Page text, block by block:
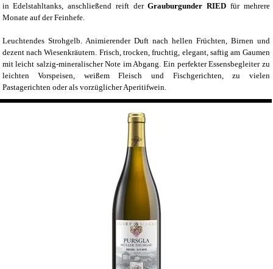
in Edelstahltanks, anschließend reift derGrauburgunder RIED für mehrere
Monate auf der Feinhefe.
Leuchtendes Strohgelb. Animierender Duft nach hellen Früchten, Birnen und
dezent nach Wiesenkräutern. Frisch, trocken, fruchtig, elegant, saftig am Gaumen
mit leicht salzig-mineralischer Note im Abgang. Ein perfekter Essensbegleiter zu
leichten Vorspeisen, weißem Fleisch und Fischgerichten, zu vielen
Pastagerichten oder als vorzüglicher Aperitifwein.